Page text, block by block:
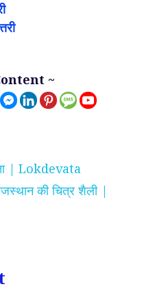
~
| Lokdevata
की चित्र शैली |